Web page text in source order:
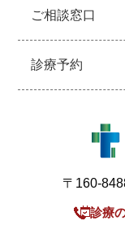
ご相談窓口
診療予約
〒160-
診療